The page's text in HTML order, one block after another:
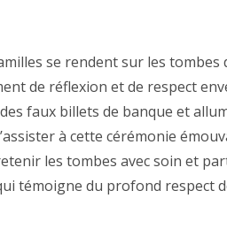
se rendent sur les tombes
de réflexion et de respect
faux billets de banque et
à cette cérémonie
les tombes avec soin et
témoigne du profond respect